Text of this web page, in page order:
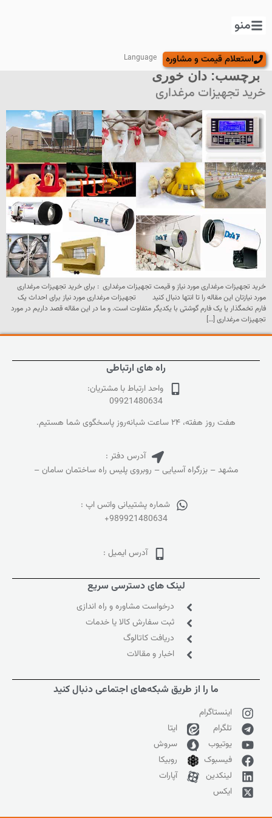
منو
استعلام قیمت و مشاوره Language
برچسب: دان خوری
خرید تجهیزات مرغداری
خرید تجهیزات مرغداری مورد نیاز و قیمت تجهیزات مرغداری : برای خرید تجهیزات مرغداری
مورد نیازتان این مقاله را تا انتها دنبال کنید تجهیزات مرغداری مورد نیاز برای احداث یک
فارم تخمگذار یا یک فارم گوشتی با یکدیگر متفاوت است. و ما در این مقاله قصد داریم در مورد
تجهیزات مرغداری […]
راه های ارتباطی
واحد ارتباط با مشتریان:
09921480634
هفت روز هفته، ۲۴ ساعت شبانه‌روز پاسخگوی شما هستیم.
آدرس دفتر :
مشهد – بزرگراه آسیایی – روبروی پلیس راه ساختمان سامان –
شماره پشتیبانی واتس اپ :
+989921480634
آدرس ایمیل :
لینک های دسترسی سریع
درخواست مشاوره و راه اندازی
ثبت سفارش کالا یا خدمات
دریافت کاتالوگ
اخبار و مقالات
ما را از طریق شبکه‌های اجتماعی دنبال کنید
اینستاگرام
تلگرام
یوتیوب
فیسبوک
لینکدین
ایکس
ایتا
سروش
روبیکا
آپارات